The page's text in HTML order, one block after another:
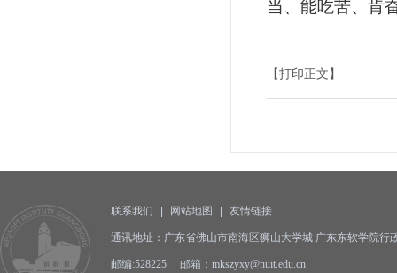
当、能吃苦、肯
【打印正文】
联系我们 网站地图 友情链接
通讯地址：广东省佛山市南海区狮山大学城 广东东软学院行
邮编:528225 邮箱：mkszyxy@nuit.edu.cn